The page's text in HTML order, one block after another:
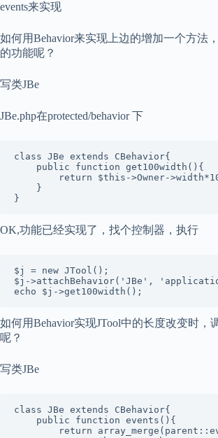
events来实现
如何用Behavior来实现上边的增加一个方法
的功能呢？
写类JBe
JBe.php在protected/behavior 下
class JBe extends CBehavior{
    public function get100width(){
return $this->Owner-
    }
}
OK,功能已经实现了，找个控制器，执行
$j = new JTool();
$j->attachBehavior('JBe',
echo $j->get100width();
如何用Behavior实现JTool中的长度改变时，
呢？
写类JBe
class JBe extends CBehavior{
    public function events(){
return